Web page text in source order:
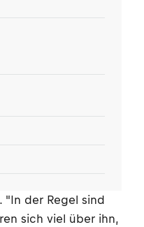
"In der Regel sind
sich viel über ihn,